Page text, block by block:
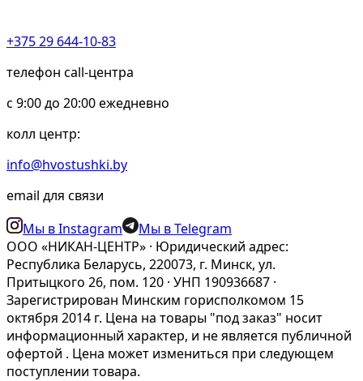
+375 29 644-10-83
телефон call-центра
c 9:00 до 20:00 ежедневно
колл центр:
info@hvostushki.by
email для связи
Мы в Instagram
Мы в Telegram
ООО «НИКАН-ЦЕНТР» · Юридический адрес:
Республика Беларусь, 220073, г. Минск, ул.
Притыцкого 26, пом. 120 · УНП 190936687 ·
Зарегистрирован Минским горисполкомом 15
октября 2014 г. Цена на товары "под заказ" носит
информационный характер, и не является публичной
офертой . Цена может измениться при следующем
поступлении товара.